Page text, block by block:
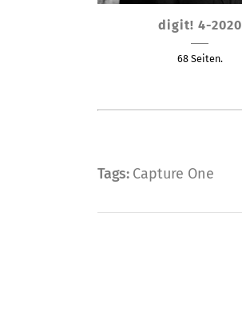
können
digit! 4-2020
68 Seiten.
Tags: Capture One